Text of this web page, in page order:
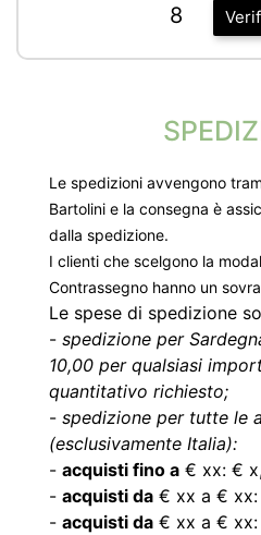
8
Le spedizioni avvengono
Bartolini e la consegna è
dalla spedizione.
I clienti che scelgono la
Contrassegno hanno un
Le spese di spedizione
- spedizione per
10,00 per qualsiasi
quantitativo richiesto;
- spedizione per tutte le
(esclusivamente Italia):
- acquisti fino a € xx: €
- acquisti da € xx a €
- acquisti da € xx a €